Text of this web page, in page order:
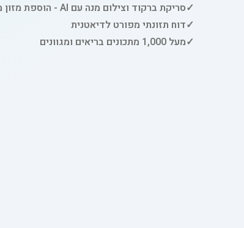
✓סריקת ברקוד וצילום מנה עם AI - הוספת מזון מהירה למעקב
✓דוח תזונתי מפורט לדיאטנית
✓מעל 1,000 מתכונים בריאים ומגוונים